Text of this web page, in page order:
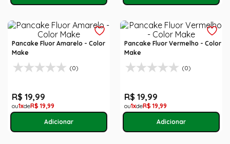
Pancake Fluor Amarelo - Color
Make
(0)
R$ 19,99
1 R$ 19,99
Pancake Fluor Vermelho - Color
Make
(0)
R$ 19,99
1 R$ 19,99